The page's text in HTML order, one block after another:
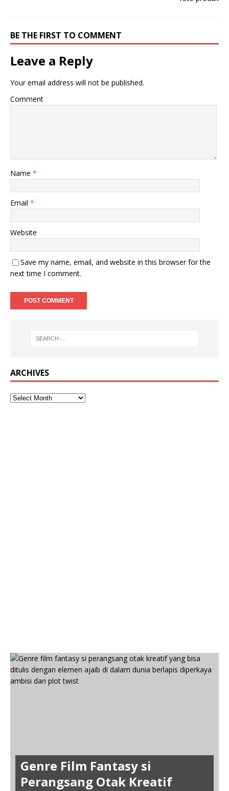
BE THE FIRST TO COMMENT
Leave a Reply
Your email address will not be published.
Comment
Name *
Email *
Website
Save my name, email, and website in this browser for the
next time I comment.
ARCHIVES
Genre Film Fantasy si
Perangsang Otak Kreatif